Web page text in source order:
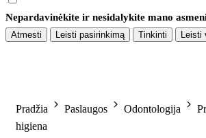
Nepardavinėkite ir nesidalykite mano
Atmesti Leisti pasirinkimą Tinkinti Leisti
Pradžia Paslaugos Odontologija
higiena